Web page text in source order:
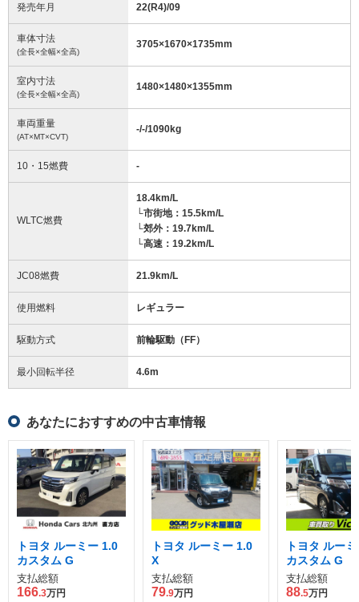
発売年月 22(R4)/09
車体寸法
(全長×全幅×全高)
3705×1670×1735mm
室内寸法
(全長×全幅×全高)
1480×1480×1355mm
車両重量
(AT×MT×CVT)
-/-/1090kg
10・15燃費 -
WLTC燃費
18.4km/L
└市街地：15.5km/L
└郊外：19.7km/L
└高速：19.2km/L
JC08燃費 21.9km/L
使用燃料 レギュラー
駆動方式 前輪駆動（FF）
最小回転半径 4.6m
あなたにおすすめの中古車情報
トヨタ ルーミー 1.0
カスタム G
支払総額
166.3万円
トヨタ ルーミー 1.0
X
支払総額
79.9万円
トヨタ ルー
カスタム G
支払総額
88.5万円